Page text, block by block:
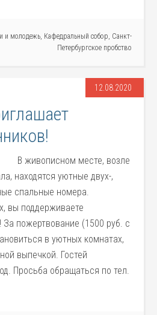
и молодежь, Кафедральный собор, Санкт-
Петербургское пробство
12.08.2020
В живописном месте, возле
находятся уютные двух-,
спальные номера.
вы поддерживаете
За пожертвование (1500 руб. с
в уютных комнатах,
выпечкой. Гостей
Просьба обращаться по тел.